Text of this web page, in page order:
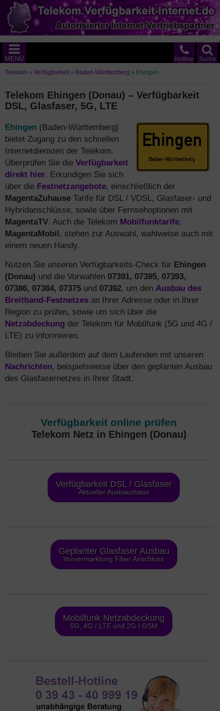
Suche
Hotline
MENÜ
Telekom » Verfügbarkeit » Baden-Württemberg » Ehingen
Telekom Ehingen (Donau) – Verfügbarkeit
DSL, Glasfaser, 5G, LTE
Ehingen (Baden-Württemberg)
bietet Zugang zu den schnellen
Internetdiensten der Telekom.
Überprüfen Sie die Verfügbarkeit
direkt hier. Erkundigen Sie sich
über die Festnetzangebote, einschließlich der
MagentaZuhause Tarife für DSL / VDSL, Glasfaser- und
Hybridanschlüsse, sowie über Fernsehoptionen mit
MagentaTV. Auch die Telekom Mobilfunktarife,
MagentaMobil, stehen zur Auswahl, wahlweise auch mit
einem neuen Handy.
Nutzen Sie unseren Verfügbarkeits-Check für Ehingen
(Donau) und die Vorwahlen 07391, 07395, 07393,
07386, 07384, 07375 und 07392, um den Ausbau des
Breitband-Festnetzes an Ihrer Adresse oder in Ihrer
Region zu prüfen, sowie um sich über die
Netzabdeckung der Telekom für Mobilfunk (5G und 4G /
LTE) zu informieren.
Bleiben Sie außerdem auf dem Laufenden mit unseren
Nachrichten, beispielsweise über den geplanten Ausbau
des Glasfasernetzes in Ihrer Stadt.
Verfügbarkeit online prüfen
Telekom Netz in Ehingen (Donau)
Verfügbarkeit DSL / Glasfaser
Aktueller Ausbaustatus
Geplanter Glasfaser Ausbau
Vorvermarktung Fiber Anschluss
Mobilfunk Netzabdeckung
5G, 4G / LTE und 2G / GSM